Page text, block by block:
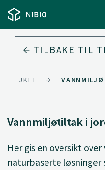
TILBAKE TIL
Vannmiljøtiltak i
Her gis en oversikt
naturbaserte løsninger